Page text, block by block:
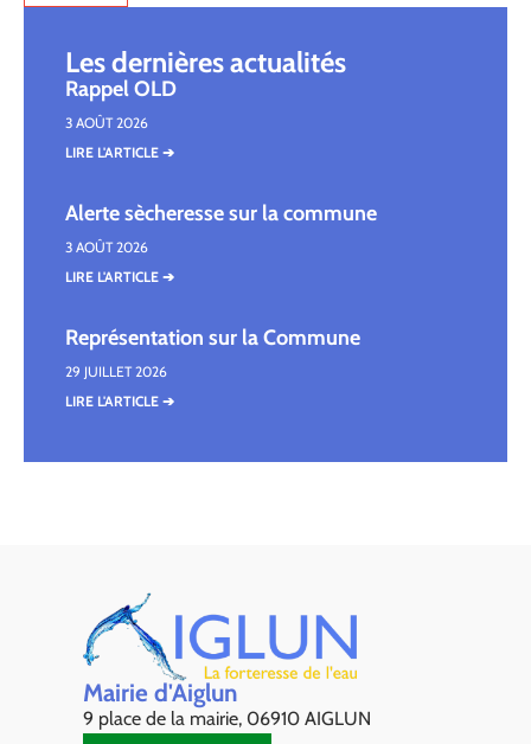
Les dernières actualités
Rappel OLD
3 AOÛT 2026
LIRE L'ARTICLE ➔
Alerte sècheresse sur la commune
3 AOÛT 2026
LIRE L'ARTICLE ➔
Représentation sur la Commune
29 JUILLET 2026
LIRE L'ARTICLE ➔
Mairie d'Aiglun
9 place de la mairie, 06910 AIGLUN